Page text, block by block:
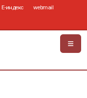
Е-индекс webmail